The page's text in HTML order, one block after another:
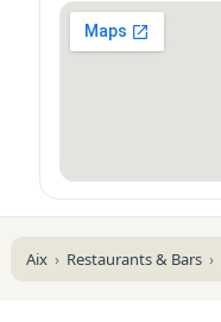
Aix Restaurants & Bars